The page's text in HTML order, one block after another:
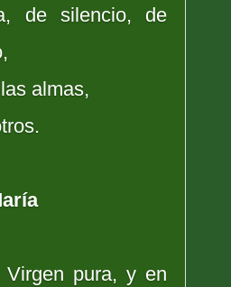
de silencio, de
almas,
Virgen pura, y en